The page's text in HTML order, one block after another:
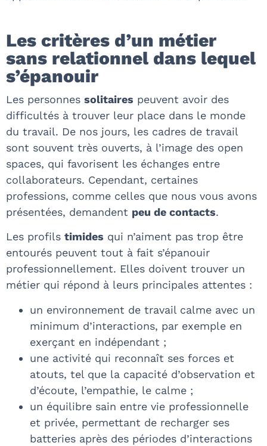
Les critères d’un métier
sans relationnel dans lequel
s’épanouir
Les personnes solitaires peuvent avoir des
difficultés à trouver leur place dans le monde
du travail. De nos jours, les cadres de travail
sont souvent très ouverts, à l’image des open
spaces, qui favorisent les échanges entre
collaborateurs. Cependant, certaines
professions, comme celles que nous vous avons
présentées, demandent peu de contacts.
Les profils timides qui n’aiment pas trop être
entourés peuvent tout à fait s’épanouir
professionnellement. Elles doivent trouver un
métier qui répond à leurs principales attentes :
un environnement de travail calme avec un
minimum d’interactions, par exemple en
exerçant en indépendant ;
une activité qui reconnaît ses forces et
atouts, tel que la capacité d’observation et
d’écoute, l’empathie, le calme ;
un équilibre sain entre vie professionnelle
et privée, permettant de recharger ses
batteries après des périodes d’interactions